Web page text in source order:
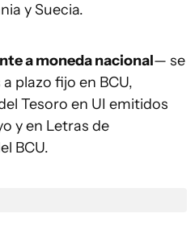
y Suecia.
a moneda nacional— se
plazo fijo en BCU,
Tesoro en UI emitidos
y en Letras de
BCU.